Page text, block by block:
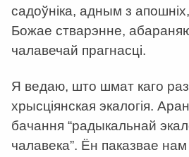
садоўніка, адным з
Божае стварэнне,
чалавечай прагнасці.
Я ведаю, што шмат каго
хрысціянская экалогія.
бачання “радыкальнай
чалавека”. Ён паказвае нам